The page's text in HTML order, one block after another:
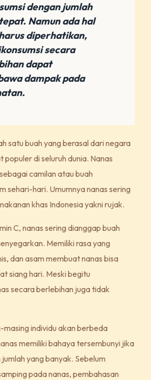
dengan jumlah
Namun ada hal
diperhatikan,
secara
dapat
dampak pada
satu buah yang berasal dari negara
populer di seluruh dunia. Nanas
camilan atau buah
sehari-hari. Umumnya nanas sering
khas Indonesia yakni rujak.
C, nanas sering dianggap buah
Memiliki rasa yang
dan asam membuat nanas bisa
siang hari. Meski begitu
secara berlebihan juga tidak
masing individu akan berbeda
memiliki bahaya tersembunyi jika
yang banyak. Sebelum
pada nanas, pembahasan